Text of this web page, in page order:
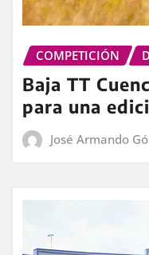
COMPETICIÓN
Baja TT
para una
José Armando